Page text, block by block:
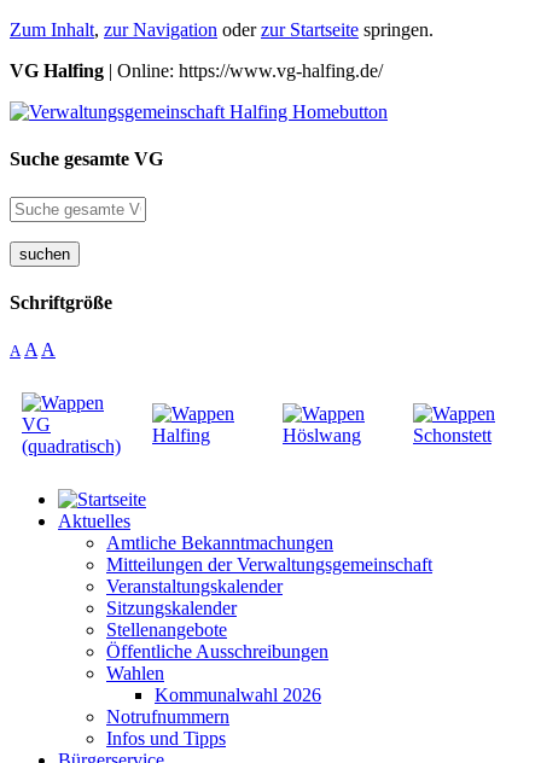
Zum Inhalt, zur Navigation oderzur Startseite springen.
VG Halfing | Online: https://www.vg-halfing.de/
Suche gesamte VG
suchen
Schriftgröße
A A A
Aktuelles
Amtliche Bekanntmachungen
Mitteilungen der Verwaltungsgemeinschaft
Veranstaltungskalender
Sitzungskalender
Stellenangebote
Öffentliche Ausschreibungen
Wahlen
Kommunalwahl 2026
Notrufnummern
Infos und Tipps